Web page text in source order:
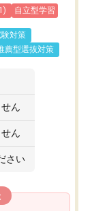
自立型学習
対策
薦型選抜対策
ん
ん
さい